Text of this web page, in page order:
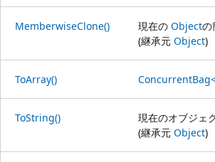
MemberwiseClone() 現在の Objectの
(継承元 Object)
ToArray()
ToString()
現在のオブジェ
(継承元 Object)